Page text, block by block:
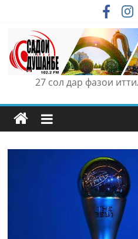
content
27 сол дар фазои